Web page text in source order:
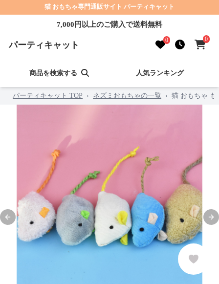
猫 おもちゃ専門通販サイト パーティキャット
7,000円以上のご購入で送料無料
パーティキャット 0 0
商品を検索する 人気ランキング
パーティキャット TOP › ネズミおもちゃの一覧 › 猫 おもちゃ も
Previous slide